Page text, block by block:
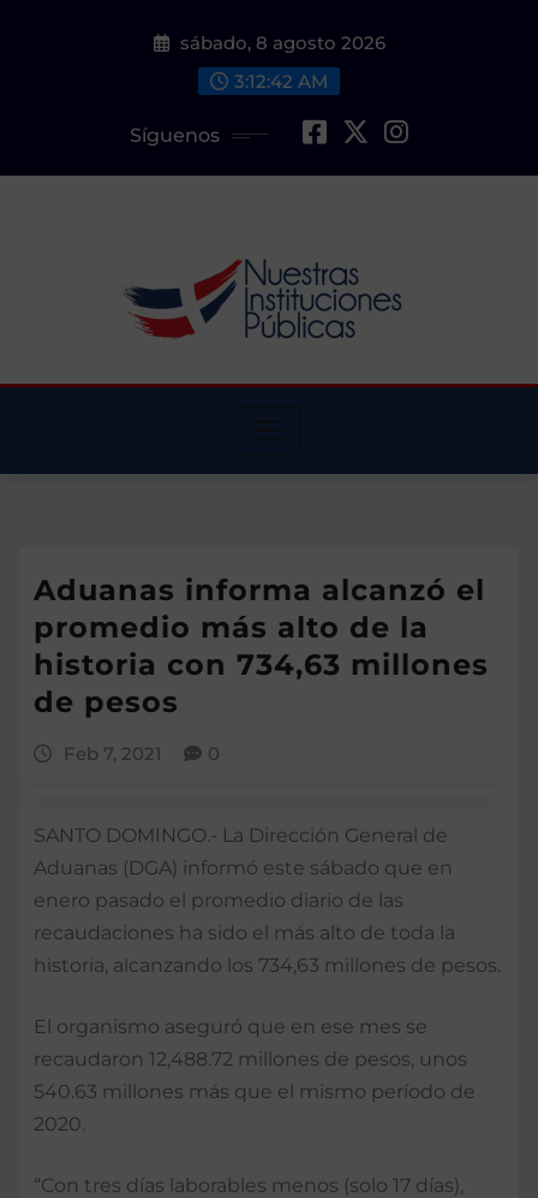
sábado, 8 agosto 2026
3:12:43 AM
Síguenos
Aduanas informa alcanzó el
promedio más alto de la
historia con 734,63 millones
de pesos
Feb 7, 2021 0
SANTO DOMINGO.- La Dirección General de
Aduanas (DGA) informó este sábado que en
enero pasado el promedio diario de las
recaudaciones ha sido el más alto de toda la
historia, alcanzando los 734,63 millones de pesos.
El organismo aseguró que en ese mes se
recaudaron 12,488.72 millones de pesos, unos
540.63 millones más que el mismo período de
2020.
“Con tres días laborables menos (solo 17 días),